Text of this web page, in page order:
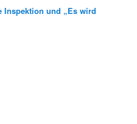
Inspektion und „Es wird